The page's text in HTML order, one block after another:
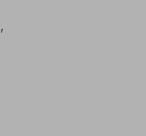
,